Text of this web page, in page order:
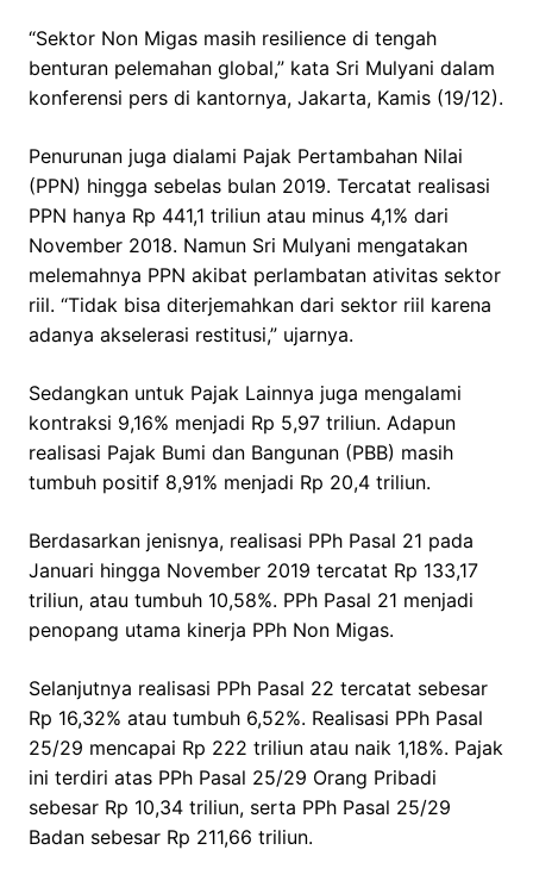
“Sektor Non Migas masih resilience di tengah
benturan pelemahan global,” kata Sri Mulyani dalam
konferensi pers di kantornya, Jakarta, Kamis (19/12).
Penurunan juga dialami Pajak Pertambahan Nilai
(PPN) hingga sebelas bulan 2019. Tercatat realisasi
PPN hanya Rp 441,1 triliun atau minus 4,1% dari
November 2018. Namun Sri Mulyani mengatakan
melemahnya PPN akibat perlambatan ativitas sektor
riil. “Tidak bisa diterjemahkan dari sektor riil karena
adanya akselerasi restitusi,” ujarnya.
Sedangkan untuk Pajak Lainnya juga mengalami
kontraksi 9,16% menjadi Rp 5,97 triliun. Adapun
realisasi Pajak Bumi dan Bangunan (PBB) masih
tumbuh positif 8,91% menjadi Rp 20,4 triliun.
Berdasarkan jenisnya, realisasi PPh Pasal 21 pada
Januari hingga November 2019 tercatat Rp 133,17
triliun, atau tumbuh 10,58%. PPh Pasal 21 menjadi
penopang utama kinerja PPh Non Migas.
Selanjutnya realisasi PPh Pasal 22 tercatat sebesar
Rp 16,32% atau tumbuh 6,52%. Realisasi PPh Pasal
25/29 mencapai Rp 222 triliun atau naik 1,18%. Pajak
ini terdiri atas PPh Pasal 25/29 Orang Pribadi
sebesar Rp 10,34 triliun, serta PPh Pasal 25/29
Badan sebesar Rp 211,66 triliun.